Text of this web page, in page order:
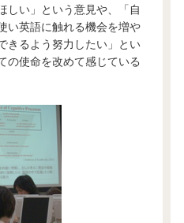
しい」という意見や、「自
い英語に触れる機会を増や
きるよう努力したい」とい
の使命を改めて感じている